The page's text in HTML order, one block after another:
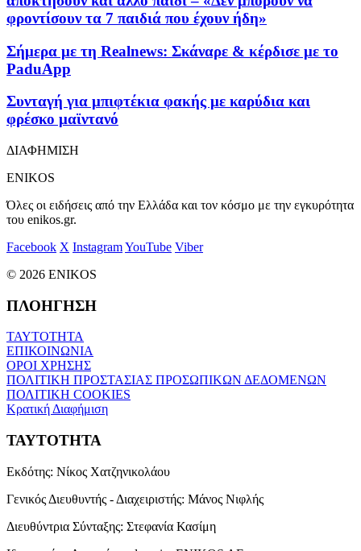
φροντίσουν τα 7 παιδιά που έχουν ήδη»
Σήμερα με τη Realnews: Σκάναρε & κέρδισε με το
PaduApp
Συνταγή για μπιφτέκια φακής με καρύδια και
φρέσκο μαϊντανό
ΔΙΑΦΗΜΙΣΗ
ENIKOS
Όλες οι ειδήσεις από την Ελλάδα και τον κόσμο με την εγκυρότητα
του enikos.gr.
Facebook X InstagramYouTube Viber
© 2026 ENIKOS
ΠΛΟΗΓΗΣΗ
ΤΑΥΤΟΤΗΤΑ
ΕΠΙΚΟΙΝΩΝΙΑ
ΟΡΟΙ ΧΡΗΣΗΣ
ΠΟΛΙΤΙΚΗ ΠΡΟΣΤΑΣΙΑΣ ΠΡΟΣΩΠΙΚΩΝ ΔΕΔΟΜΕΝΩΝ
ΠΟΛΙΤΙΚΗ COOKIES
Κρατική Διαφήμιση
ΤΑΥΤΟΤΗΤΑ
Εκδότης: Νίκος Χατζηνικολάου
Γενικός Διευθυντής - Διαχειριστής: Μάνος Νιφλής
Διευθύντρια Σύνταξης: Στεφανία Κασίμη